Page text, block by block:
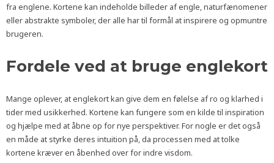
fra englene. Kortene kan indeholde billeder af engle, naturfænomener
eller abstrakte symboler, der alle har til formål at inspirere og opmuntre
brugeren.
Fordele ved at bruge englekort
Mange oplever, at englekort kan give dem en følelse af ro og klarhed i
tider med usikkerhed. Kortene kan fungere som en kilde til inspiration
og hjælpe med at åbne op for nye perspektiver. For nogle er det også
en måde at styrke deres intuition på, da processen med at tolke
kortene kræver en åbenhed over for indre visdom.